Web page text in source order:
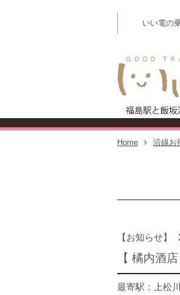
いい電の
Home 沿線お
お知らせ
【 橘内酒
上松